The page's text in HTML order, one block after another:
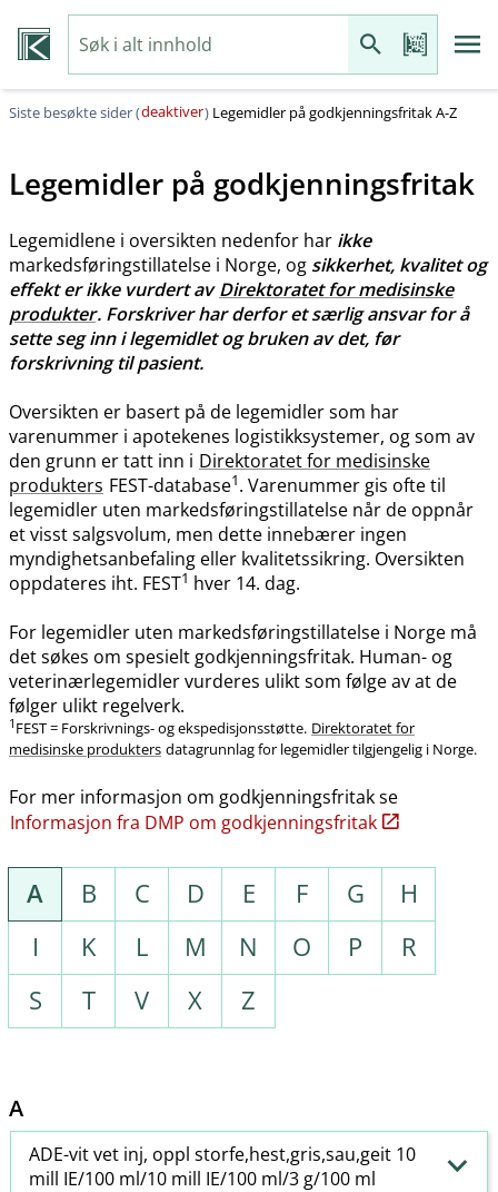
Siste besøkte sider (deaktiver) Legemidler på godkjenningsfritak A-Z
Legemidler på godkjenningsfritak
Legemidlene i oversikten nedenfor har ikke
markedsføringstillatelse i Norge, og sikkerhet, kvalitet og
effekt er ikke vurdert avDirektoratet for medisinske
produkter. Forskriver har derfor et særlig ansvar for å
sette seg inn i legemidlet og bruken av det, før
forskrivning til pasient.
Oversikten er basert på de legemidler som har
varenummer i apotekenes logistikksystemer, og som av
den grunn er tatt inn i Direktoratet for medisinske
produkters FEST-database1. Varenummer gis ofte til
legemidler uten markedsføringstillatelse når de oppnår
et visst salgsvolum, men dette innebærer ingen
myndighetsanbefaling eller kvalitetssikring. Oversikten
oppdateres iht. FEST1 hver 14. dag.
For legemidler uten markedsføringstillatelse i Norge må
det søkes om spesielt godkjenningsfritak. Human- og
veterinærlegemidler vurderes ulikt som følge av at de
følger ulikt regelverk.
1 FEST = Forskrivnings- og ekspedisjonsstøtte. Direktoratet for
medisinske produkters datagrunnlag for legemidler tilgjengelig i Norge.
For mer informasjon om godkjenningsfritak se
Informasjon fra DMP om godkjenningsfritak
A B C D E F G
H
I
K L M N O P
R
S
T V X Z
A
ADE-vit vet inj, oppl storfe,hest,gris,sau,geit 10
mill IE/100 ml/10 mill IE/100 ml/3 g/100 ml